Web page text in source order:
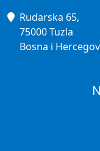
Rudarska 65,
75000 Tuzla
Bosna i